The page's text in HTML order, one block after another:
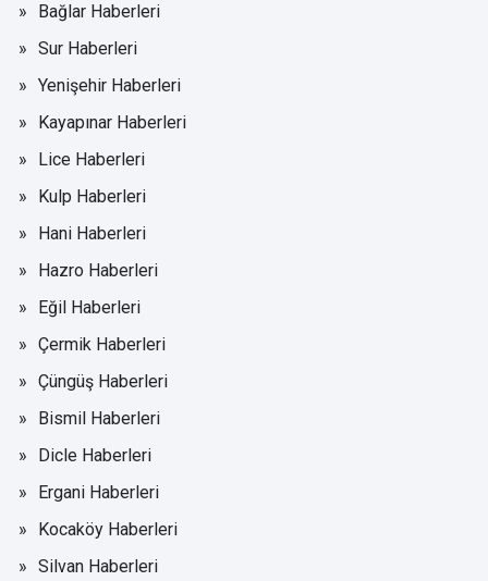
Bağlar Haberleri
Sur Haberleri
Yenişehir Haberleri
Kayapınar Haberleri
Lice Haberleri
Kulp Haberleri
Hani Haberleri
Hazro Haberleri
Eğil Haberleri
Çermik Haberleri
Çüngüş Haberleri
Bismil Haberleri
Dicle Haberleri
Ergani Haberleri
Kocaköy Haberleri
Silvan Haberleri